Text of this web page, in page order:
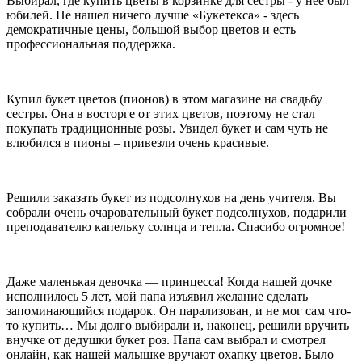
юбилей. Не нашел ничего лучше «Букетекса» - здесь
демократичные цены, большой выбор цветов и есть
профессиональная поддержка.
Купил букет цветов (пионов) в этом магазине на свадьбу
сестры. Она в восторге от этих цветов, поэтому не стал
покупать традиционные розы. Увидел букет и сам чуть не
влюбился в пионы – привезли очень красивые.
Решили заказать букет из подсолнухов на день учителя. Вы
собрали очень очаровательный букет подсолнухов, подарили
преподавателю капельку солнца и тепла. Спасибо огромное!
Даже маленькая девочка — принцесса! Когда нашей дочке
исполнилось 5 лет, мой папа изъявил желание сделать
запоминающийся подарок. Он парализован, и не мог сам что-
то купить… Мы долго выбирали и, наконец, решили вручить
внучке от дедушки букет роз. Папа сам выбрал и смотрел
онлайн, как нашей малышке вручают охапку цветов. Было
Что означают ирисы на языке цветов
Ирис — цветок, поражающий своей элегантностью и
строгостью, которая сочетается с нежностью и хрупкостью.
языке цветов? В переводе с греческого ирис означает «радуга».
Белые ирисы символизируют чистоту помыслов и невинность
юной девушки. Жёлтые ирисы не только поднимают настроение
своим ярким и позитивным внешним видом, но и способны
безграничное уважение к получателю. Синие ирисы считаются
символом мужества и храбрости. Отличительной чертой ирисов
считается их универсальность: их уместно включать в букеты
Лилия – очень ароматный цветок с невероятно красивыми
крупными бутонами. Но их аромат нравится далеко не всем,
поэтому не стоит дарить букет из лилий людям с
непереносимостью запахов или аллергией. Каждый цветок
имеет свой особый смысл на языке флористики. Так, лилия